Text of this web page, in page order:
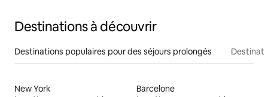
Destinations à découvrir
Destinations populaires pour des séjours prolongés
New York
Barcelone